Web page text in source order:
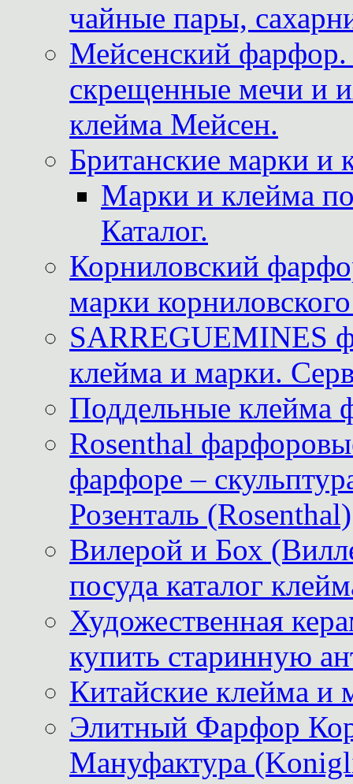
чайные пары,
Мейсенский фарфор.
скрещенные мечи и
клейма Мейсен.
Британские марки и
Марки и клейма
Каталог.
Корниловский
марки
SARREGUEMINES
клейма и марки.
Поддельные клейма
Rosenthal
фарфоре –
Розенталь (Rosenthal)
Вилерой и Бох
посуда каталог
Художественная
купить старинную
Китайские клейма и
Элитный Фарфор
Мануфактура